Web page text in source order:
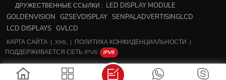
ДРУЖЕСТВЕННЫЕ ССЫЛКИ : LED DISPLAY MODULE
GOLDENVISION GZSEVDISPLAY SENPALADVERTISINGLCD
LCD DISPLAYS GVLCD
КАРТА САЙТА | XML | ПОЛИТИКА КОНФИДЕНЦИАЛЬНОСТИ |
ПОДДЕРЖИВАЕТСЯ СЕТЬ IPV6